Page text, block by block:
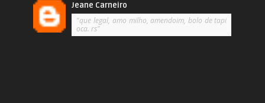
Jeane Carneiro
"que legal, amo milho, amendoim, bolo de tapi
oca. rs"